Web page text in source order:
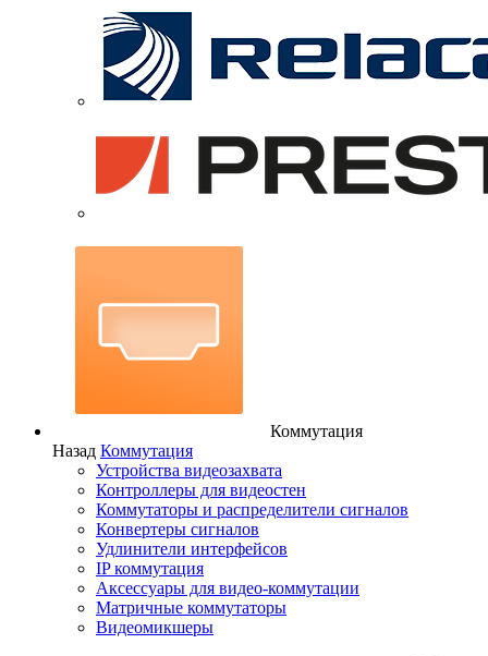
Коммутация
Назад Коммутация
Устройства видеозахвата
Контроллеры для видеостен
Коммутаторы и распределители сигналов
Конвертеры сигналов
Удлинители интерфейсов
IP коммутация
Аксессуары для видео-коммутации
Матричные коммутаторы
Видеомикшеры